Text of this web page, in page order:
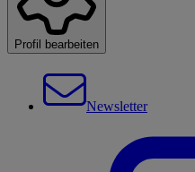
Profil bearbeiten
Newsletter